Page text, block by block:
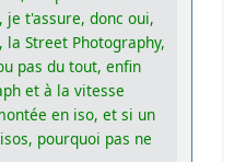
t'assure, donc oui,
Street Photography,
pas du tout, enfin
et à la vitesse
en iso, et si un
pourquoi pas ne